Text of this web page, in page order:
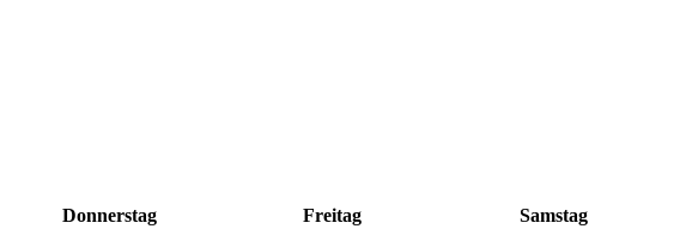
Donnerstag Freitag
Samstag